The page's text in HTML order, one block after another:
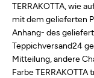
TERRAKOTTA, wie
mit dem gelieferten
Anhang- des
Teppichversand24
Mitteilung, andere
Farbe